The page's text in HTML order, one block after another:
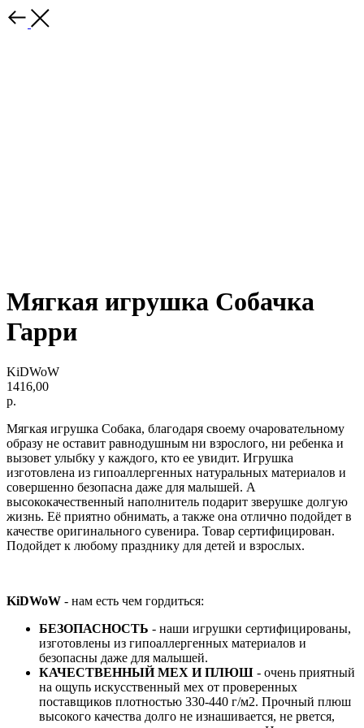
Мягкая игрушка Собачка
Гарри
KiDWoW
1416,00
р.
Мягкая игрушка Собака, благодаря своему очаровательному
образу не оставит равнодушным ни взрослого, ни ребенка и
вызовет улыбку у каждого, кто ее увидит. Игрушка
изготовлена из гипоаллергенных натуральных материалов и
совершенно безопасна даже для малышей. А
высококачественный наполнитель подарит зверушке долгую
жизнь. Её приятно обнимать, а также она отлично подойдет в
качестве оригинального сувенира. Товар сертифицирован.
Подойдет к любому празднику для детей и взрослых.
KiDWoW - нам есть чем гордиться:
БЕЗОПАСНОСТЬ - наши игрушки сертифицированы,
изготовлены из гипоаллергенных материалов и
безопасны даже для малышей.
КАЧЕСТВЕННЫЙ МЕХ И ПЛЮШ - очень приятный
на ощупь искусственный мех от проверенных
поставщиков плотностью 330-440 г/м2. Прочный плюш
высокого качества долго не изнашивается, не рвется,